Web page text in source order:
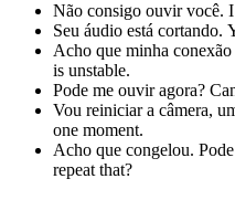
Não consigo ouvir você.
Seu áudio está cortando.
Acho que minha conexão
is unstable.
Pode me ouvir agora?
Vou reiniciar a câmera,
one moment.
Acho que congelou.
repeat that?